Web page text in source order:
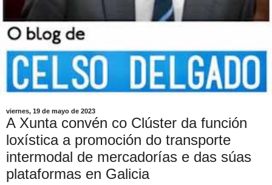
viernes, 19 de mayo de 2023
A Xunta convén co Clúster da función
loxística a promoción do transporte
intermodal de mercadorías e das súas
plataformas en Galicia